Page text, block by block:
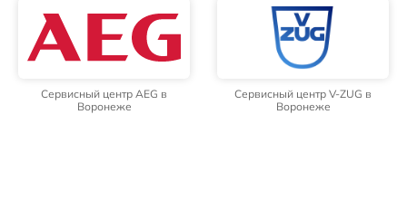
Сервисный центр AEG в
Воронеже
Сервисный центр V-ZUG в
Воронеже